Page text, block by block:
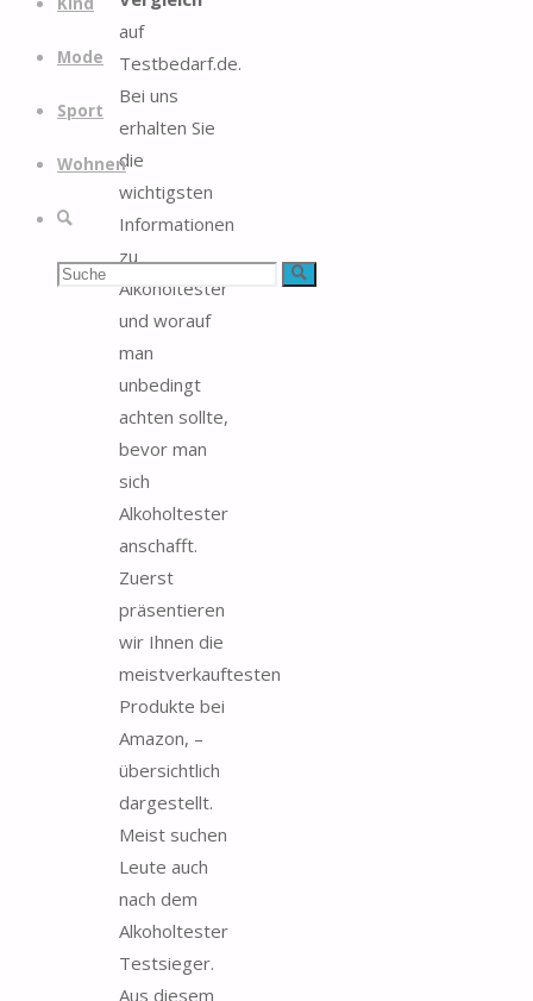
Mode
Sport
Wohnen
Suche
Suchen Suche
auf
Testbedarf.de.
Bei uns
erhalten Sie
die
wichtigsten
Informationen
zu
Alkoholtester
und worauf
man
unbedingt
achten sollte,
bevor man
sich
Alkoholtester
anschafft.
Zuerst
präsentieren
wir Ihnen die
meistverkauftesten
Produkte bei
Amazon, –
übersichtlich
dargestellt.
Meist suchen
Leute auch
nach dem
Alkoholtester
Testsieger.
Aus diesem